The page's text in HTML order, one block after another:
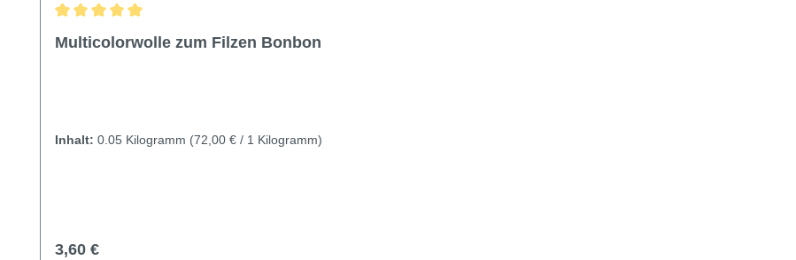
Durchschnittliche Bewertung von 5 von 5 Sternen
Multicolorwolle zum Filzen Bonbon
Inhalt: 0.05 Kilogramm (72,00 € / 1 Kilogramm)
Regulärer Preis:
3,60 €